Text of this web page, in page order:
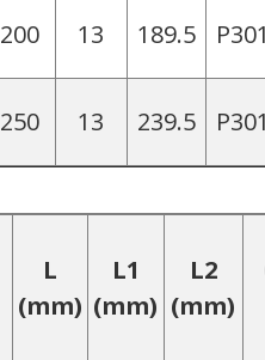
200 13 189.5
250 13 239.5
L
(mm)
L1
(mm)
L2
(mm)